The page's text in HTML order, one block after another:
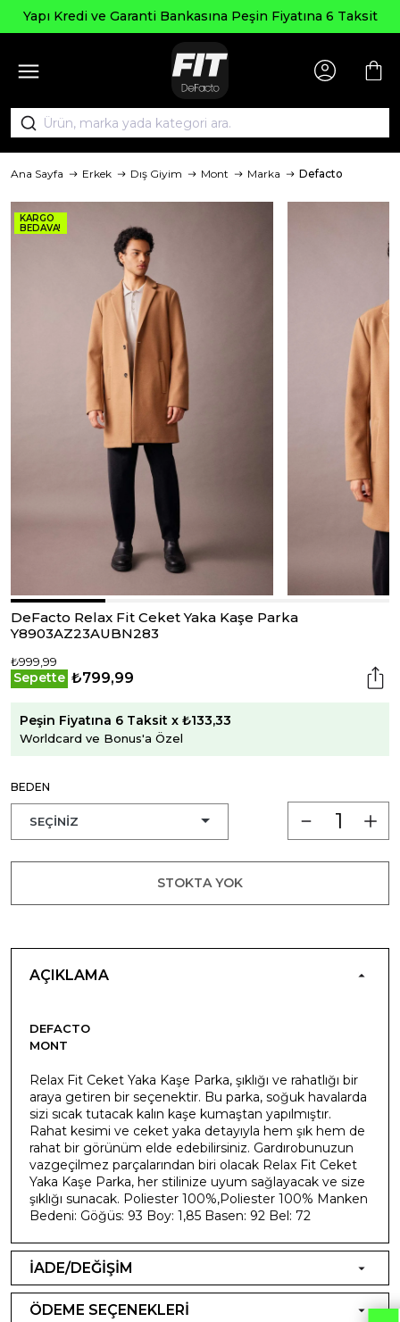
Yapı Kredi ve Garanti Bankasına Peşin Fiyatına 6 Taksit
Ana Sayfa Erkek Dış Giyim Mont Marka Defacto
KARGO
BEDAVA!
DeFacto Relax Fit Ceket Yaka Kaşe Parka
Y8903AZ23AUBN283
₺999,99
Sepette ₺799,99
Peşin Fiyatına 6 Taksit x ₺133,33
Worldcard ve Bonus'a Özel
BEDEN
STOKTA YOK
AÇIKLAMA
DEFACTO
MONT
Relax Fit Ceket Yaka Kaşe Parka, şıklığı ve rahatlığı bir
araya getiren bir seçenektir. Bu parka, soğuk havalarda
sizi sıcak tutacak kalın kaşe kumaştan yapılmıştır.
Rahat kesimi ve ceket yaka detayıyla hem şık hem de
rahat bir görünüm elde edebilirsiniz. Gardırobunuzun
vazgeçilmez parçalarından biri olacak Relax Fit Ceket
Yaka Kaşe Parka, her stilinize uyum sağlayacak ve size
şıklığı sunacak. Poliester 100%,Poliester 100% Manken
Bedeni: Göğüs: 93 Boy: 1,85 Basen: 92 Bel: 72
İADE/DEĞİŞİM
ÖDEME SEÇENEKLERİ